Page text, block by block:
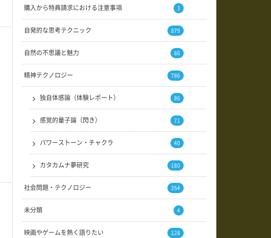
購入から特典請求における注意事項 3
自発的な思考テクニック 879
自然の不思議と魅力 86
精神テクノロジー 786
独自体感論（体験レポート） 86
感覚的量子論（閃き） 71
パワーストーン・チャクラ 40
カタカムナ夢研究 180
社会問題・テクノロジー 354
未分類 4
映画やゲームを熱く語りたい 128